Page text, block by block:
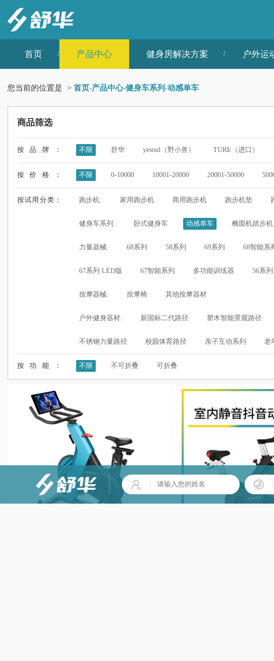
首页 产品中心 健身房解决方案 户外运
您当前的位置是 > 首页-产品中心-健身车系列-动感单车
商品筛选
按品牌： 不限 舒华 yesoul（野小兽） TURE（进口）
按价格： 不限 0-10000 10001-20000 20001-50000
按试用分类： 跑步机: 家用跑步机 商用跑步机 跑步机垫
健身车系列: 卧式健身车 动感单车 椭圆机踏步机
力量器械: 68系列 58系列 69系列 68智能系
67系列 LED版 67智能系列 多功能训练器 56系
按摩器械: 按摩椅 其他按摩器材
户外健身器材: 新国标二代路径 塑木智能景观路径
不锈钢力量路径 校园体育路径 亲子互动系列 老
按功能： 不限 不可折叠 可折叠